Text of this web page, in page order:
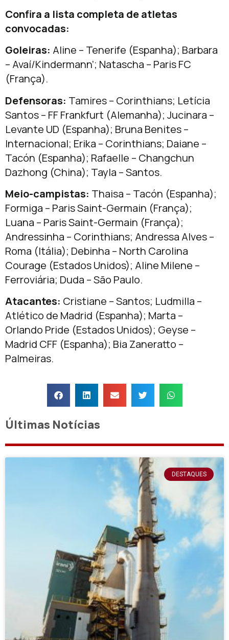
Confira a lista completa de atletas
convocadas:
Goleiras: Aline – Tenerife (Espanha); Barbara
– Avaí/Kindermann’; Natascha – Paris FC
(França).
Defensoras: Tamires – Corinthians; Letícia
Santos – FF Frankfurt (Alemanha); Jucinara –
Levante UD (Espanha); Bruna Benites –
Internacional; Erika – Corinthians; Daiane –
Tacón (Espanha); Rafaelle – Changchun
Dazhong (China); Tayla – Santos.
Meio-campistas: Thaisa – Tacón (Espanha);
Formiga – Paris Saint-Germain (França);
Luana – Paris Saint-Germain (França);
Andressinha – Corinthians; Andressa Alves –
Roma (Itália); Debinha – North Carolina
Courage (Estados Unidos); Aline Milene –
Ferroviária; Duda – São Paulo.
Atacantes: Cristiane – Santos; Ludmilla –
Atlético de Madrid (Espanha); Marta –
Orlando Pride (Estados Unidos); Geyse –
Madrid CFF (Espanha); Bia Zaneratto –
Palmeiras.
Últimas Notícias
DESTAQUES